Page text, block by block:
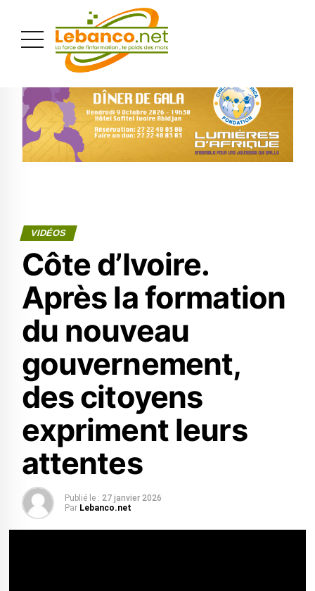
VIDÉOS
Côte d’Ivoire.
Après la formation
du nouveau
gouvernement,
des citoyens
expriment leurs
attentes
Publié le : 27 janvier 2026
Par Lebanco.net